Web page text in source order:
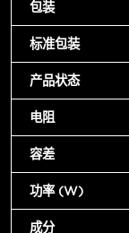
包装
标准包装
产品状态
电阻
容差
功率 (W)
成分